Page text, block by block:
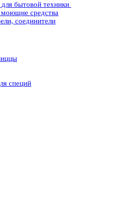
бытовой техники
средства
соединители
специй